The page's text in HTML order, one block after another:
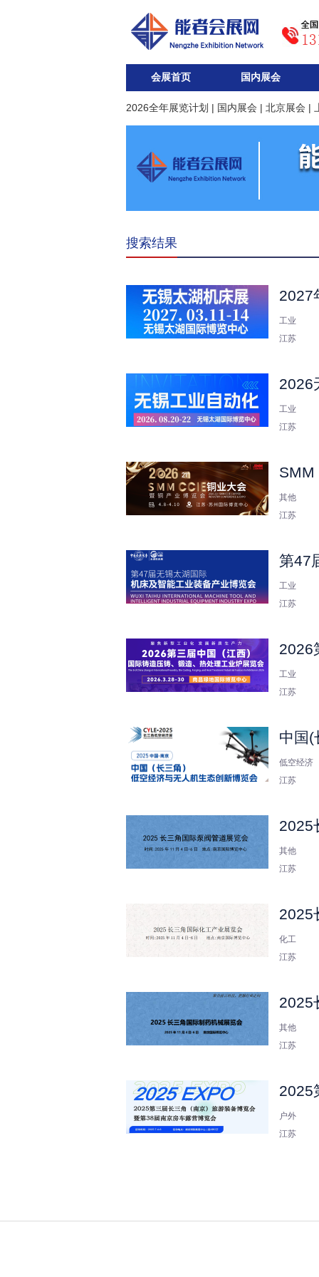
会展首页 国内展会
2026全年展览计划 | 国内展会 | 北京展会 |
搜索结果
2027
工业
江苏
2026
工业
江苏
SMM
其他
江苏
第47
工业
江苏
2026
工业
江苏
中国(
低空经济
江苏
2025
其他
江苏
2025
化工
江苏
2025
其他
江苏
2025
户外
江苏